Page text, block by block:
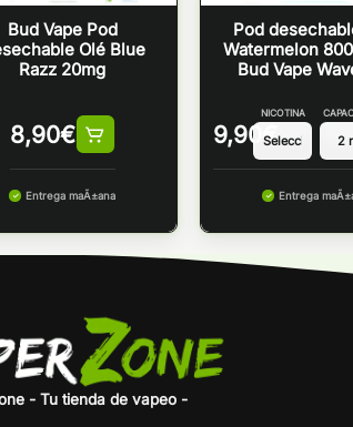
Bud Vape Pod
Olé Blue
Razz 20mg
8,90€
Entrega maÃ±ana
Pod
Watermelon
Bud Vape
9,90 €
NICOTINA
Entrega
- Tu tienda de vapeo -